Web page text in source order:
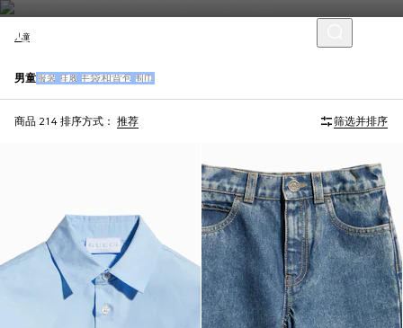
儿童
男童 服装 鞋履 手袋和背包 围巾
商品 214 排序方式： 推荐 筛选并排序